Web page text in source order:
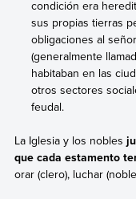
condición era
sus propias tierras
obligaciones al
(generalmente
habitaban en las
otros sectores
feudal.
La Iglesia y los nobles
que cada estamento
orar (clero), luchar